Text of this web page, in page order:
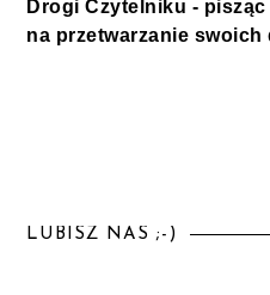
Drogi Czytelniku -
na przetwarzanie
LUBISZ NAS ;-)